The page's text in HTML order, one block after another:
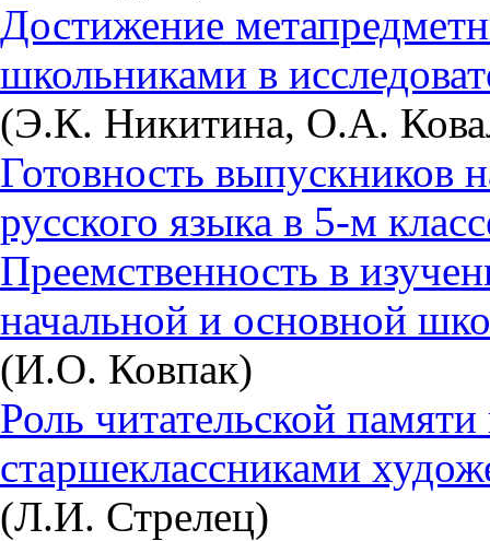
Достижение
школьниками в
(Э.К. Никитина, О.А.
Готовность выпускников
русского языка в 5-м
Преемственность в
начальной и основной
(И.О. Ковпак)
Роль читательской
старшеклассниками
(Л.И. Стрелец)